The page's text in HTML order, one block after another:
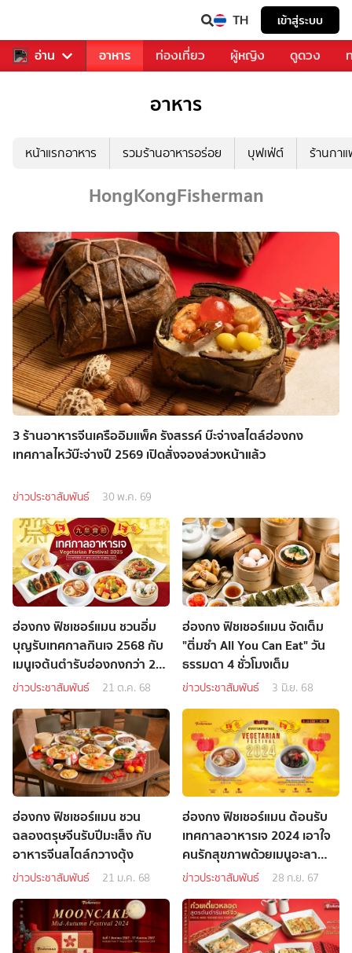
TH เข้าสู่ระบบ
อ่าน
รวงการเพลง อาหาร ท่องเที่ยว ผู้หญิง ดูดวง
อาหาร
หน้าแรกอาหาร รวมร้านอาหารอร่อย บุฟเฟ่ต์ ร้านกา
HongKongFisherman
3 ร้านอาหารจีนเครืออิมแพ็ค รังสรรค์ บ๊ะจ่างสไตล์ฮ่องกง
เทศกาลไหว้บ๊ะจ่างปี 2569 เปิดสั่งจองล่วงหน้าแล้ว
ข่าวประชาสัมพันธ์ 30 พ.ค. 69
ฮ่องกง ฟิชเชอร์แมน ชวนอิ่ม
บุญรับเทศกาลกินเจ 2568 กับ
เมนูเจต้นตำรับฮ่องกงกว่า 20
รายการ
ข่าวประชาสัมพันธ์ 21 ต.ค. 68
ฮ่องกง ฟิชเชอร์แมน จัดเต็ม
"ติ่มซำ All You Can Eat" วัน
ธรรมดา 4 ชั่วโมงเต็ม
ข่าวประชาสัมพันธ์ 3 มิ.ย. 68
ฮ่องกง ฟิชเชอร์แมน ชวน
ฉลองตรุษจีนรับปีมะเส็ง กับ
อาหารจีนสไตล์กวางตุ้ง
ข่าวประชาสัมพันธ์ 21 ม.ค. 68
ฮ่องกง ฟิชเชอร์แมน ต้อนรับ
เทศกาลอาหารเจ 2024 เอาใจ
คนรักสุขภาพด้วยเมนูอะลา
คาร์ตและติ่มซำเจ
ข่าวประชาสัมพันธ์ 28 ก.ย. 67